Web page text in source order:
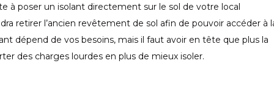
à poser un isolant directement sur le sol de votre local
retirer l’ancien revêtement de sol afin de pouvoir accéder à
dépend de vos besoins, mais il faut avoir en tête que plus la
des charges lourdes en plus de mieux isoler.